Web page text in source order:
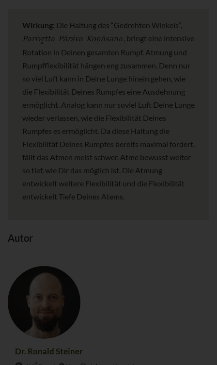
Wirkung: Die Haltung des “Gedrehten Winkels”,
Parivr̥tta Pārśva Koṇāsana , bringt eine intensive
Rotation in Deinen gesamten Rumpf. Atmung und
Rumpfflexibilität hängen eng zusammen. Denn nur
so viel Luft kann in Deine Lunge hinein gehen, wie
die Flexibilität Deines Rumpfes eine Ausdehnung
ermöglicht. Analog kann nur soviel Luft Deine Lunge
wieder verlassen, wie die Flexibilität Deines
Rumpfes es ermöglicht. Da diese Haltung die
Flexibilität Deines Rumpfes bereits maximal fordert,
fällt das Atmen meist schwer. Atme bewusst weiter
so tief, wie Dir das möglich ist. Die Atmung
entwickelt weitere Flexibilität und die Flexibilität
entwickelt Tiefe Deines Atems.
Autor
Dr. Ronald Steiner